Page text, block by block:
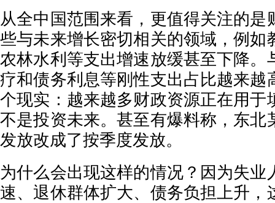
从全中国范围来看，更值得关注的是
些与未来增长密切相关的领域，例如
农林水利等支出增速放缓甚至下降。
疗和债务利息等刚性支出占比越来越
个现实：越来越多财政资源正在用于
不是投资未来。甚至有爆料称，东北
发放改成了按季度发放。
为什么会出现这样的情况？因为失业
速、退休群体扩大、债务负担上升，